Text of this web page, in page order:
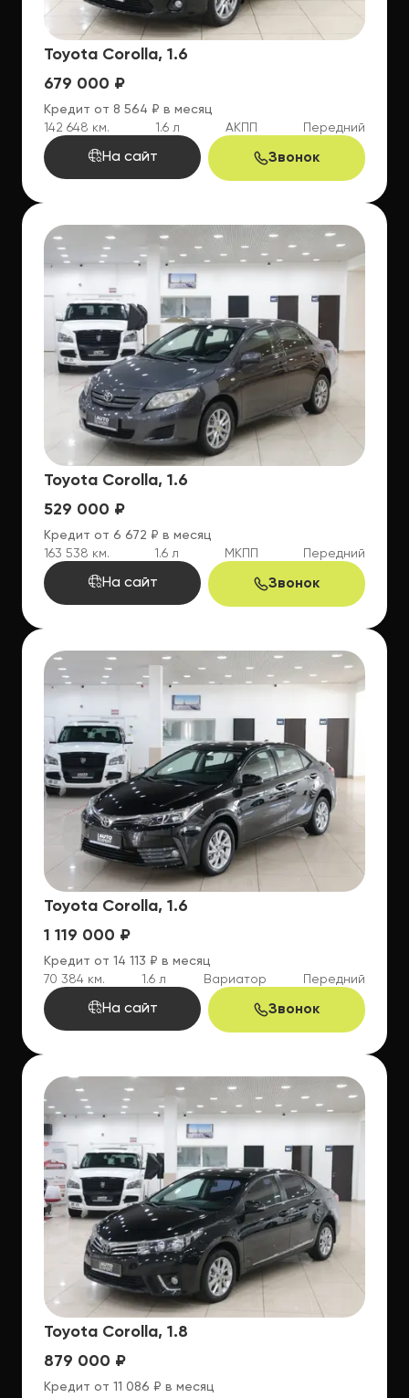
Toyota Corolla, 1.6
679 000 ₽
Кредит от 8 564 ₽ в месяц
142 648 км.
1.6 л АКПП Передний
На сайт Звонок
Toyota Corolla, 1.6
529 000 ₽
Кредит от 6 672 ₽ в месяц
163 538 км.
1.6 л МКПП Передний
На сайт Звонок
Toyota Corolla, 1.6
1 119 000 ₽
Кредит от 14 113 ₽ в месяц
70 384 км.
1.6 л Вариатор Передний
На сайт Звонок
Toyota Corolla, 1.8
879 000 ₽
Кредит от 11 086 ₽ в месяц